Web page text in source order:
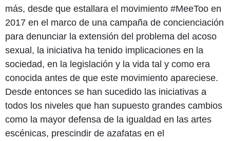
más, desde que estallara el movimiento #MeeToo en
2017 en el marco de una campaña de concienciación
para denunciar la extensión del problema del acoso
sexual, la iniciativa ha tenido implicaciones en la
sociedad, en la legislación y la vida tal y como era
conocida antes de que este movimiento apareciese.
Desde entonces se han sucedido las iniciativas a
todos los niveles que han supuesto grandes cambios
como la mayor defensa de la igualdad en las artes
escénicas, prescindir de azafatas en el